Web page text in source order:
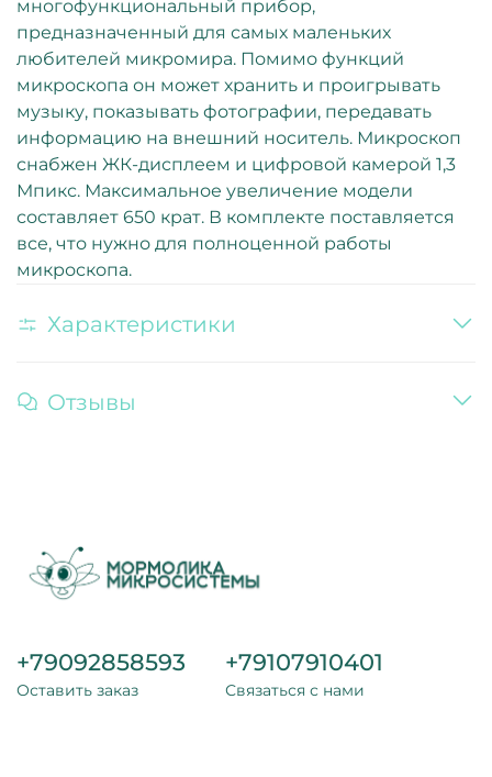
многофункциональный прибор,
предназначенный для самых маленьких
любителей микромира. Помимо функций
микроскопа он может хранить и проигрывать
музыку, показывать фотографии, передавать
информацию на внешний носитель. Микроскоп
снабжен ЖК-дисплеем и цифровой камерой 1,3
Мпикс. Максимальное увеличение модели
составляет 650 крат. В комплекте поставляется
все, что нужно для полноценной работы
микроскопа.
Характеристики
Отзывы
+79092858593
Оставить заказ
+79107910401
Связаться с нами